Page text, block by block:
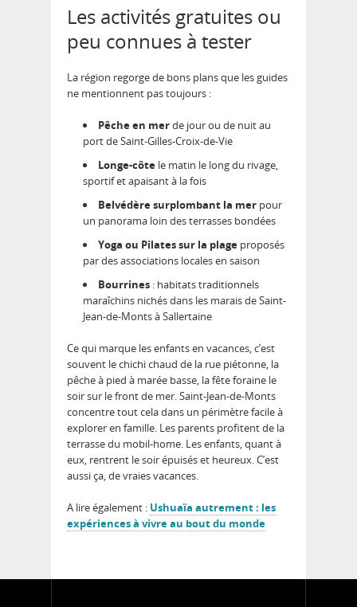
Les activités gratuites ou
peu connues à tester
La région regorge de bons plans que les guides
ne mentionnent pas toujours :
Pêche en merde jour ou de nuit au
port de Saint-Gilles-Croix-de-Vie
Longe-côte le matin le long du rivage,
sportif et apaisant à la fois
Belvédère surplombant la mer pour
un panorama loin des terrasses bondées
Yoga ou Pilates sur la plage proposés
par des associations locales en saison
Bourrines : habitats traditionnels
maraîchins nichés dans les marais de Saint-
Jean-de-Monts à Sallertaine
Ce qui marque les enfants en vacances, c’est
souvent le chichi chaud de la rue piétonne, la
pêche à pied à marée basse, la fête foraine le
soir sur le front de mer. Saint-Jean-de-Monts
concentre tout cela dans un périmètre facile à
explorer en famille. Les parents profitent de la
terrasse du mobil-home. Les enfants, quant à
eux, rentrent le soir épuisés et heureux. C’est
aussi ça, de vraies vacances.
A lire également : Ushuaïa autrement : les
expériences à vivre au bout du monde